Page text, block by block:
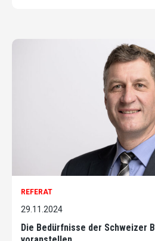
REFERAT
29.11.2024
Die Bedürfnisse der Schweizer